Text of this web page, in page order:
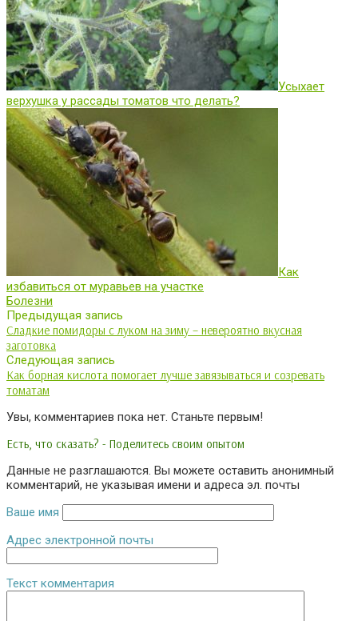
Усыхает
верхушка у рассады томатов что делать?
Как
избавиться от муравьев на участке
Болезни
Предыдущая запись
Сладкие помидоры с луком на зиму – невероятно вкусная
заготовка
Следующая запись
Как борная кислота помогает лучше завязываться и созревать
томатам
Увы, комментариев пока нет. Станьте первым!
Есть, что сказать? - Поделитесь своим опытом
Данные не разглашаются. Вы можете оставить анонимный
комментарий, не указывая имени и адреса эл. почты
Ваше имя
Адрес электронной почты
Текст комментария